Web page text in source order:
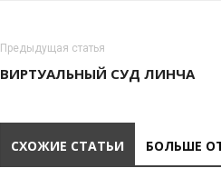
Предыдущая статья
ВИРТУАЛЬНЫЙ СУД ЛИНЧА
СХОЖИЕ СТАТЬИ БОЛЬШЕ